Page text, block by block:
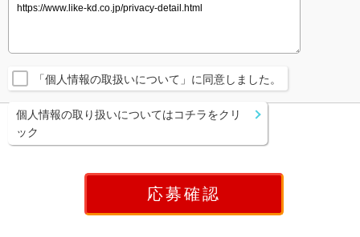
「個人情報の取扱いについて」に同意しました。
個人情報の取り扱いについてはコチラをクリ
ック